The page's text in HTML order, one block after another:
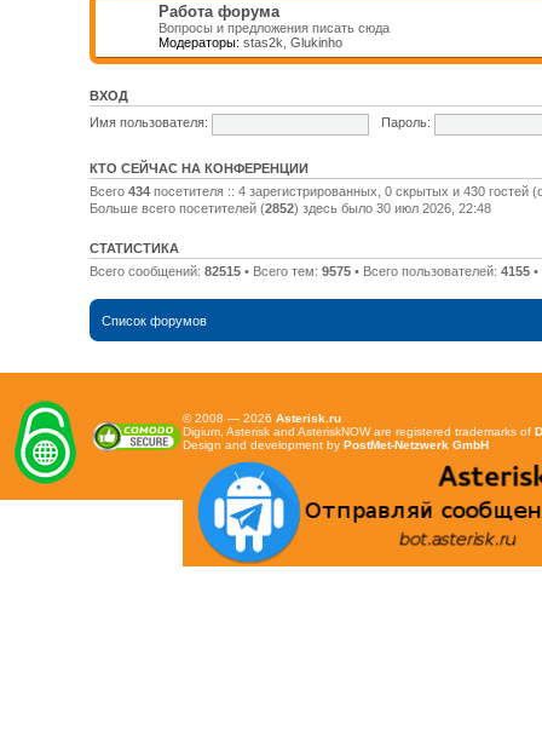
Работа форума
Вопросы и предложения писать сюда
Модераторы: stas2k Glukinho
ВХОД
Имя пользователя:
Пароль:
КТО СЕЙЧАС НА КОНФЕРЕНЦИИ
Всего 434посетителя :: 4 зарегистрированных, 0 скрытых и 430 гостей
Больше всего посетителей (2852) здесь было 30 июл 2026, 22:48
СТАТИСТИКА
Всего сообщений: 82515• Всего тем: 9575• Всего пользователей: 4155•
Список форумов
© 2008 — 2026 Asterisk.ru
Digium, Asterisk and AsteriskNOW are registered trademarks of
Design and development by PostMet-Netzwerk GmbH